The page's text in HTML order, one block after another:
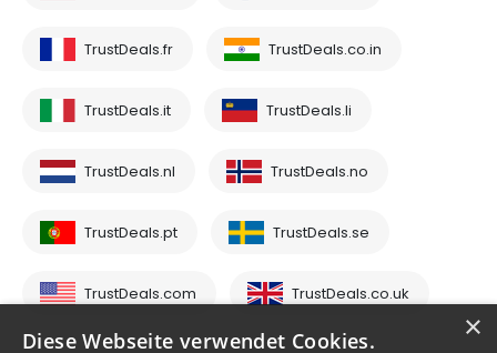
TrustDeals.fr TrustDeals.co.in
TrustDeals.it TrustDeals.li
TrustDeals.nl TrustDeals.no
TrustDeals.pt TrustDeals.se
TrustDeals.com TrustDeals.co.uk
×
Diese Webseite verwendet Cookies.